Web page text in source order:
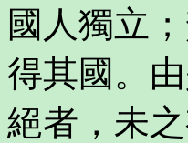
國人獨立
得其國。
絕者，未之